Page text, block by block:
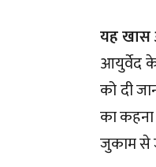
यह खास
आयुर्वेद
को दी
का
जुकाम से